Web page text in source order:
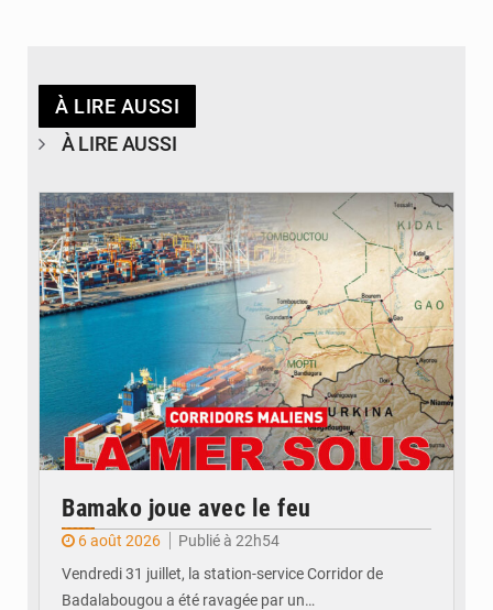
À LIRE AUSSI
À LIRE AUSSI
© JDM
Bamako joue avec le feu
6 août 2026
Publié à 22h54
Vendredi 31 juillet, la station-service Corridor de
Badalabougou a été ravagée par un…